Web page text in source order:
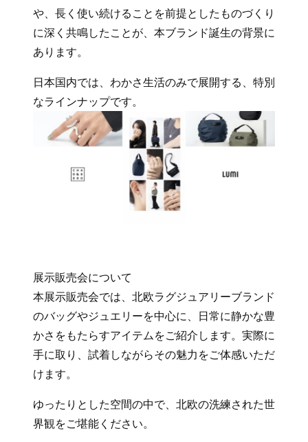
や、長く使い続けることを前提としたものづくり
に深く共鳴したことが、本ブランド誕生の背景に
あります。
日本国内では、わかさ生活のみで展開する、特別
なラインナップです。
展示販売会について
本展示販売会では、北欧ラグジュアリーブランド
のバッグやジュエリーを中心に、日常に静かな豊
かさをもたらすアイテムをご紹介します。実際に
手に取り、試着しながらその魅力をご体感いただ
けます。
ゆったりとした空間の中で、北欧の洗練された世
界観をご堪能ください。